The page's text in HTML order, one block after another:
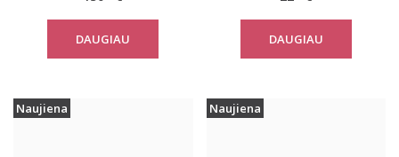
spalvos moteriškas
paltas 310760
DAUGIAU
palaidinė Climate
Control LSL Top Turtle
Neck
DAUGIAU
Naujiena Naujiena